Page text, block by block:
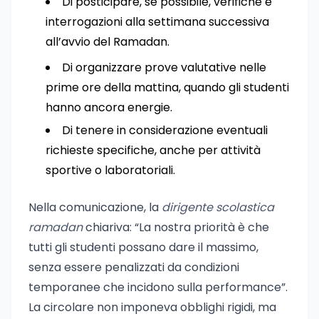
interrogazioni alla settimana successiva
all’avvio del Ramadan.
Di organizzare prove valutative nelle
prime ore della mattina, quando gli studenti
hanno ancora energie.
Di tenere in considerazione eventuali
richieste specifiche, anche per attività
sportive o laboratoriali.
Nella comunicazione, la dirigente scolastica
ramadanchiariva: “La nostra priorità è che
tutti gli studenti possano dare il massimo,
senza essere penalizzati da condizioni
temporanee che incidono sulla performance”.
La circolare non imponeva obblighi rigidi, ma